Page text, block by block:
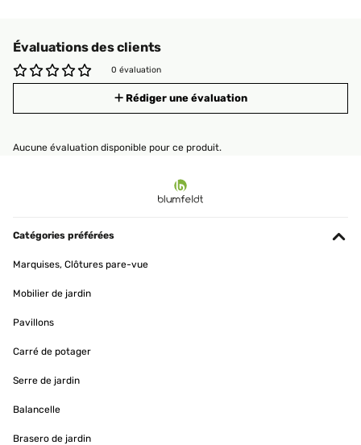
Évaluations des clients
0 évaluation
Rédiger une évaluation
Aucune évaluation disponible pour ce produit.
Catégories préférées
Marquises, Clôtures pare-vue
Mobilier de jardin
Pavillons
Carré de potager
Serre de jardin
Balancelle
Brasero de jardin